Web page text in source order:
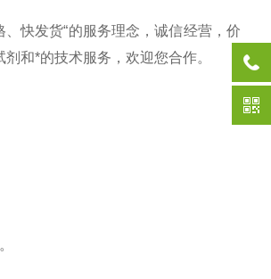
快发货“的服务理念，诚信经营，价
剂和*的技术服务，欢迎您合作。